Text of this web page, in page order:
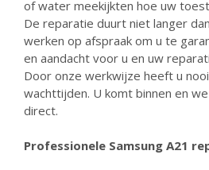
of water meekijkten hoe uw
De reparatie duurt niet langer
werken op afspraak om u te
en aandacht voor u en uw
Door onze werkwijze heeft u
wachttijden. U komt binnen en
direct.
Professionele Samsung A21